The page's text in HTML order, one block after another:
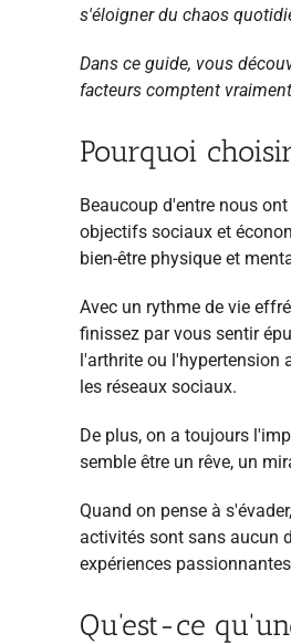
s'éloigner du chaos
Dans ce guide, vous
facteurs comptent
Pourquoi
Beaucoup d'entre nous
objectifs sociaux et
bien-être physique et
Avec un rythme de vie
finissez par vous sentir
l'arthrite ou l'hypertension
les réseaux sociaux.
De plus, on a toujours
semble être un rêve, un
Quand on pense à
activités sont sans aucun
expériences
Qu'est-ce